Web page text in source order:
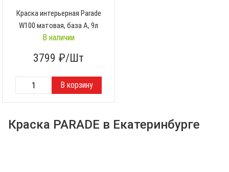
Краска интерьерная Parade
W100 матовая, база A, 9л
В наличии
3799 ₽/Шт
Краска PARADE в Екатеринбурге